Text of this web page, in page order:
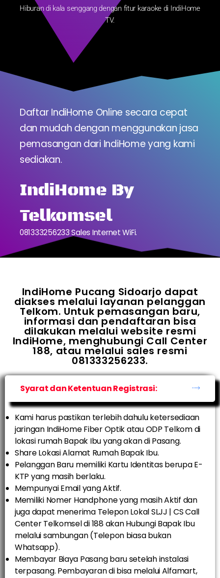
Hiburan di kala senggang dengan fitur karaoke di IndiHome
TV.
Daftar IndiHome Online secara cepat
dan mudah dengan menggunakan jasa
pemasangan dari IndiHome yang kami
sediakan.
IndiHome By
Telkomsel
081333256233 Sales Internet WiFi.
IndiHome Pucang Sidoarjo dapat
diakses melalui layanan pelanggan
Telkom. Untuk pemasangan baru,
informasi dan pendaftaran bisa
dilakukan melalui website resmi
IndiHome, menghubungi Call Center
188, atau melalui sales resmi
081333256233.
Syarat dan Ketentuan Registrasi:
Kami harus pastikan terlebih dahulu ketersediaan
jaringan IndiHome Fiber Optik atau ODP Telkom di
lokasi rumah Bapak Ibu yang akan di Pasang.
Share Lokasi Alamat Rumah Bapak Ibu.
Pelanggan Baru memiliki Kartu Identitas berupa E-
KTP yang masih berlaku.
Mempunyai Email yang Aktif.
Memiliki Nomer Handphone yang masih Aktif dan
juga dapat menerima Telepon Lokal SLJJ | CS Call
Center Telkomsel di 188 akan Hubungi Bapak Ibu
melalui sambungan (Telepon biasa bukan
Whatsapp).
Membayar Biaya Pasang baru setelah instalasi
terpasang. Pembayaran di bisa melalui Alfamart,